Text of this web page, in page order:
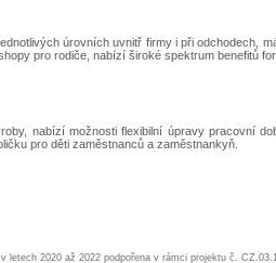
úrovních uvnitř firmy i při odchodech,
pro rodiče, nabízí široké spektrum benefitů
nabízí možnosti flexibilní úpravy pracovní
pro děti zaměstnanců a zaměstnankyň.
letech 2020 až 2022 podpořena v rámci projektu č.